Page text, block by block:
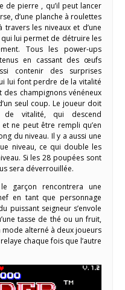
de pierre , qu’il peut lancer
d’une planche à roulettes
les niveaux et d’une
lui permet de détruire les
Tous les power-ups
en cassant des œufs
contenir des surprises
lui font perdre de la vitalité
champignons vénéneux
seul coup. Le joueur doit
vitalité, qui descend
ne peut être rempli qu’en
du niveau. Il y a aussi une
niveau, ce qui double les
Si les 28 poupées sont
sera déverrouillée.
garçon rencontrera une
en tant que personnage
puissant seigneur s’envole
tasse de thé ou un fruit,
mode alterné à deux joueurs
chaque fois que l’autre